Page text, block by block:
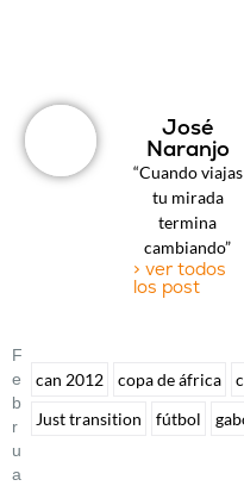
José
Naranjo
“Cuando viajas
tu mirada
termina
cambiando”
> ver todos
los post
F
E
B
R
U
A
can 2012 copa de áfrica
Just transition
fútbol